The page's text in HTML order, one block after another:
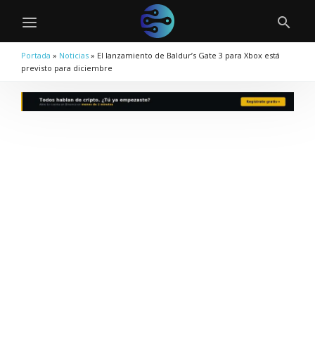
Portada » Noticias » El lanzamiento de Baldur’s Gate 3 para Xbox está
previsto para diciembre